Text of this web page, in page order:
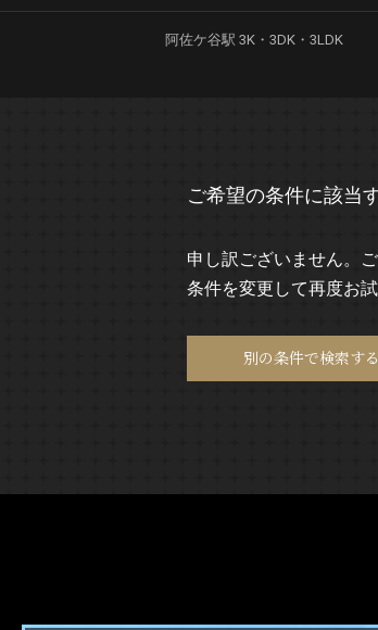
阿佐ケ谷駅 3K・3DK・3LDK
ご希望の条件に該当
申し訳ございません。
条件を変更して再度お試
別の条件で検索する